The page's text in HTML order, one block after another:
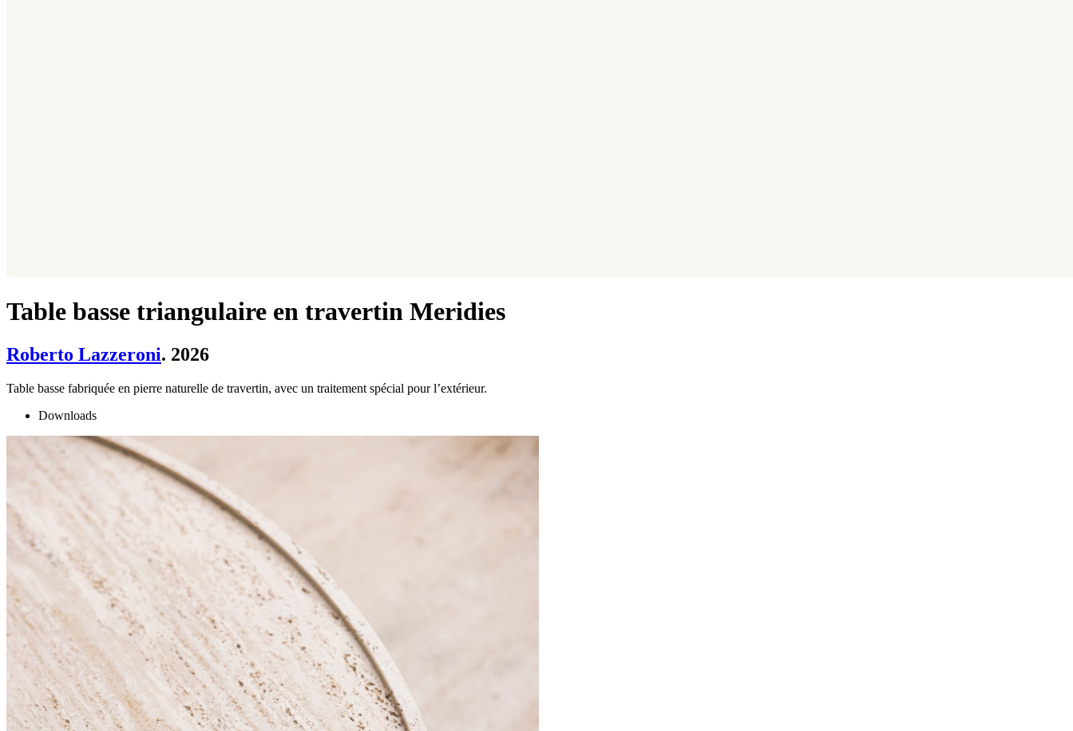
Table basse triangulaire en travertin Meridies
Roberto Lazzeroni. 2026
Table basse fabriquée en pierre naturelle de travertin, avec un traitement spécial pour l’extérieur.
Downloads